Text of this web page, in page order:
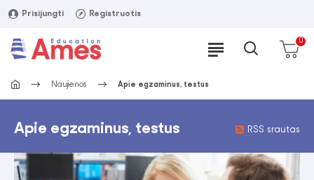
Prisijungti Registruotis
0
Naujienos Apie egzaminus, testus
Apie egzaminus, testus RSS srautas